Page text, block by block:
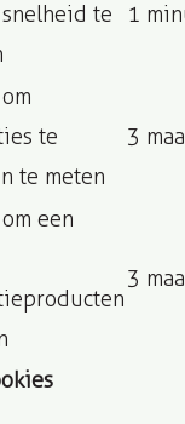
te
1
te
te meten
3
een
3